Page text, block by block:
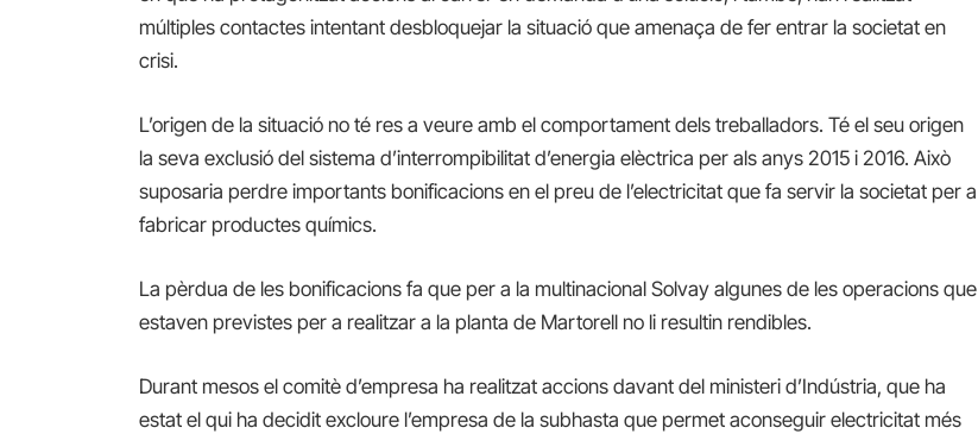
múltiples contactes intentant desbloquejar la situació que amenaça de fer entrar la societat en
crisi.
L’origen de la situació no té res a veure amb el comportament dels treballadors. Té el seu origen
la seva exclusió del sistema d’interrompibilitat d’energia elèctrica per als anys 2015 i 2016. Això
suposaria perdre importants bonificacions en el preu de l’electricitat que fa servir la societat per a
fabricar productes químics.
La pèrdua de les bonificacions fa que per a la multinacional Solvay algunes de les operacions que
estaven previstes per a realitzar a la planta de Martorell no li resultin rendibles.
Durant mesos el comitè d’empresa ha realitzat accions davant del ministeri d’Indústria, que ha
estat el qui ha decidit excloure l’empresa de la subhasta que permet aconseguir electricitat més